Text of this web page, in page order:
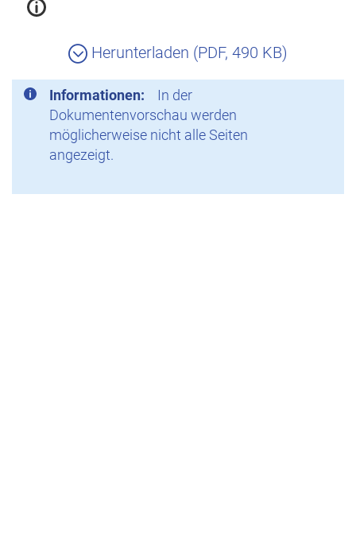
Herunterladen (PDF, 490 KB)
Informationen:
In der
Dokumentenvorschau werden
möglicherweise nicht alle Seiten
angezeigt.